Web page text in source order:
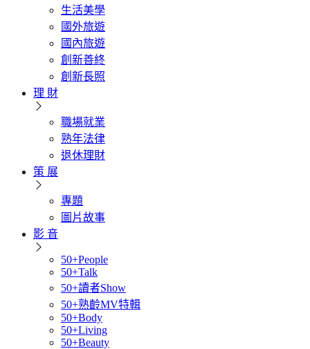
生活美學
國外旅遊
國內旅遊
創新善終
創新長照
理 財
職場就業
熟年法律
退休理財
策 展
專題
圖片故事
影 音
50+People
50+Talk
50+讀者Show
50+熟齡MV特輯
50+Body
50+Living
50+Beauty